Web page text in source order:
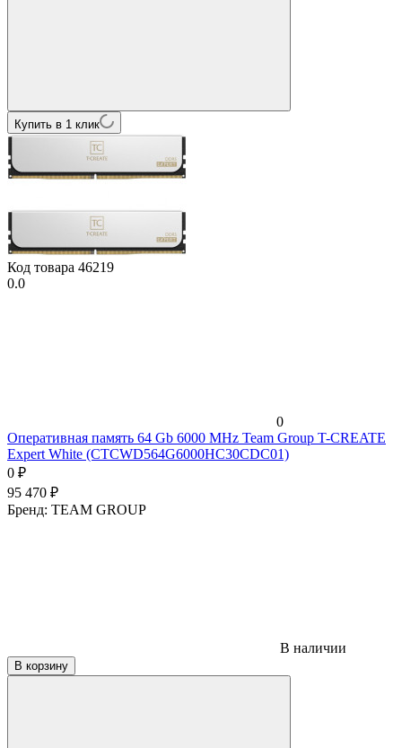
Купить в 1 клик
Код товара 46219
0.0
0
Оперативная память 64 Gb 6000 MHz Team Group T-CREATE
Expert White (CTCWD564G6000HC30CDC01)
0 ₽
95 470 ₽
Бренд: TEAM GROUP
В наличии
В корзину